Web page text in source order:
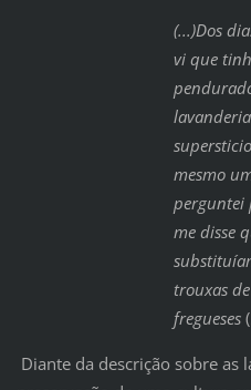
(...)Dos
vi que
mesmo
perguntei
me disse
trouxas
fregueses
Diante da descrição sobre as